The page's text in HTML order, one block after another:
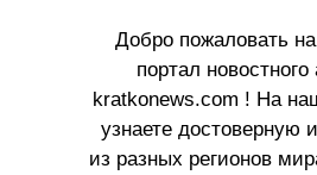
Добро пожаловать
портал новостного
kratkonews.com ! На
узнаете
из разных регионов